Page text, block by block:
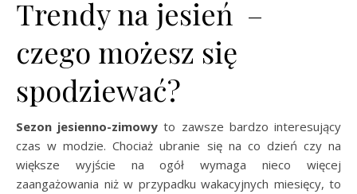
Trendy na jesień –
czego możesz się
spodziewać?
Sezon jesienno-zimowy to zawsze bardzo interesujący
czas w modzie. Chociaż ubranie się na co dzień czy na
większe wyjście na ogół wymaga nieco więcej
zaangażowania niż w przypadku wakacyjnych miesięcy, to